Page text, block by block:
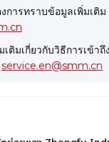
การทราบข้อมูลเพิ่มเติ
ติมเกี่ยวกับวิธีการเข้าถึ
service.en@smm.cn